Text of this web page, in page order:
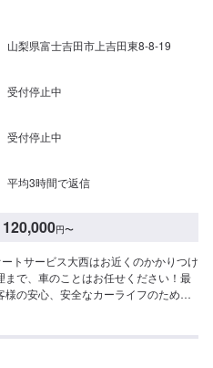
山梨県富士吉田市上吉田東8-8-19
受付停止中
受付停止中
平均3時間で返信
120,000円〜
トサービス大西はお近くのかかりつけ
で、車のことはお任せください！最
の安心、安全なカーライフのために
について-無料の代車ご用意しており